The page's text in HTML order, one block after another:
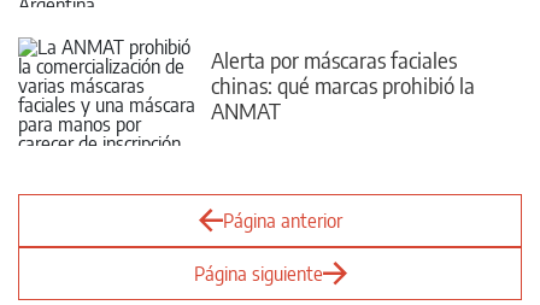
Alerta por máscaras faciales
chinas: qué marcas prohibió la
ANMAT
Página anterior
Página siguiente